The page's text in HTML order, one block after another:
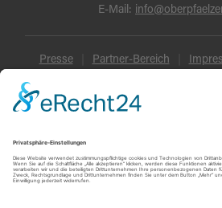
E-Mail:
Presse Partner-Bereich
Datenschutz